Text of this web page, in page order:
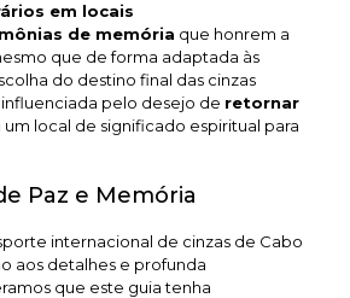
em locais
de memória que honrem a
que de forma adaptada às
do destino final das cinzas
pelo desejo de retornar
um local de significado espiritual para
Paz e Memória
internacional de cinzas de Cabo
aos detalhes e profunda
que este guia tenha